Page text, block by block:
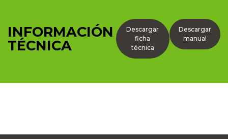
INFORMACIÓN
TÉCNICA
Descargar
ficha
técnica
Descargar
manual